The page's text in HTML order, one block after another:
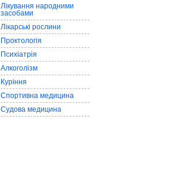
Лікування народними
засобами
Лікарські рослини
Проктологія
Психіатрія
Алкоголізм
Куріння
Спортивна медицина
Судова медицина